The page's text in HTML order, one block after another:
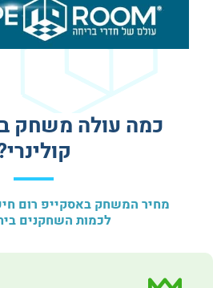
כמה עולה משחק
מחיר המשחק באסקייפ רום
לכמות השחקנים